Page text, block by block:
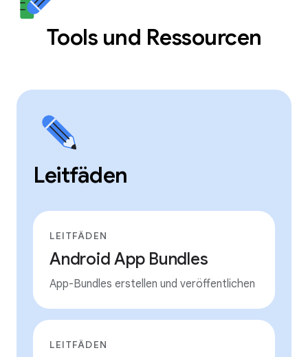
Tools und Ressourcen
Leitfäden
LEITFÄDEN
Android App Bundles
App-Bundles erstellen und veröffentlichen
LEITFÄDEN